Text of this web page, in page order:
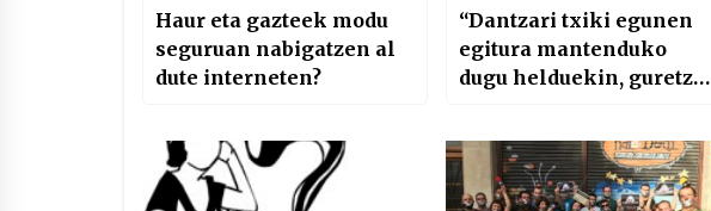
Haur eta gazteek modu
seguruan nabigatzen al
dute interneten?
“Dantzari txiki egunen
egitura mantenduko
dugu helduekin, guretzat